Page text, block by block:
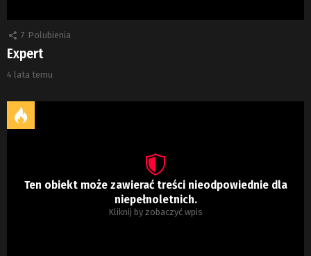
7 Polubienia
Expert
4 lata temu
Ten obiekt może zawierać treści nieodpowiednie dla
niepełnoletnich.
Kliknij by zobaczyć wpis